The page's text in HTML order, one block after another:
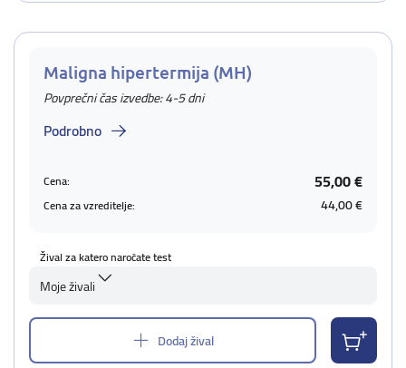
Maligna hipertermija (MH)
Povprečni čas izvedbe: 4-5 dni
Podrobno
Cena: 55,00 €
Cena za vzreditelje: 44,00 €
Žival za katero naročate test
Moje živali
Dodaj žival